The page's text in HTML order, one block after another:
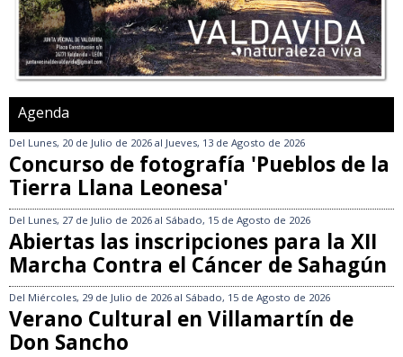
Agenda
Del Lunes, 20 de Julio de 2026 al Jueves, 13 de Agosto de 2026
Concurso de fotografía 'Pueblos de la
Tierra Llana Leonesa'
Del Lunes, 27 de Julio de 2026 al Sábado, 15 de Agosto de 2026
Abiertas las inscripciones para la XII
Marcha Contra el Cáncer de Sahagún
Del Miércoles, 29 de Julio de 2026 al Sábado, 15 de Agosto de 2026
Verano Cultural en Villamartín de
Don Sancho